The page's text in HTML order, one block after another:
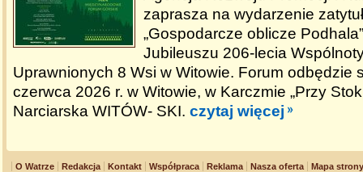
zaprasza na wydarzenie
„Gospodarcze oblicze
Jubileuszu 206-lecia
Uprawnionych 8 Wsi w Witowie. Forum odbędzie
czerwca 2026 r. w Witowie, w Karczmie „Przy
Narciarska WITÓW- SKI. czytaj więcej
O Watrze Redakcja Kontakt Współpraca Reklama Nasza oferta Mapa strony